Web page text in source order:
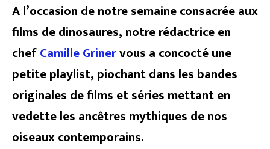
A l’occasion de notre semaine consacrée aux
films de dinosaures, notre rédactrice en
chefCamille Grinervous a concocté une
petite playlist, piochant dans les bandes
originales de films et séries mettant en
vedette les ancêtres mythiques de nos
oiseaux contemporains.